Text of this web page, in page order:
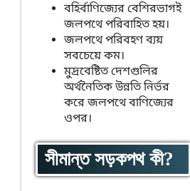
বহির্বাণিজ্যের বেশিরভাগই
জলপথে পরিবাহিত হয়।
জলপথে পরিবহণ ব্যয়
সবচেয়ে কম।
মুদ্রবেষ্টিত দেশগুলির
অর্থনৈতিক উন্নতি নির্ভর
করে জলপথে বাণিজ্যের
ওপর।
সীমান্ত সড়কপথ কী?